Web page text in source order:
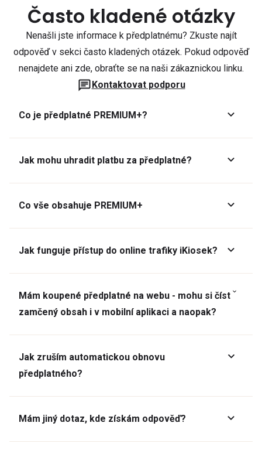
Často kladené otázky
Nenašli jste informace k předplatnému? Zkuste najít
odpověď v sekci často kladených otázek. Pokud odpověď
nenajdete ani zde, obraťte se na naši zákaznickou linku.
Kontaktovat podporu
Co je předplatné PREMIUM+?
Jak mohu uhradit platbu za předplatné?
Co vše obsahuje PREMIUM+
Jak funguje přístup do online trafiky iKiosek?
Mám koupené předplatné na webu - mohu si číst
zamčený obsah i v mobilní aplikaci a naopak?
Jak zruším automatickou obnovu
předplatného?
Mám jiný dotaz, kde získám odpověď?